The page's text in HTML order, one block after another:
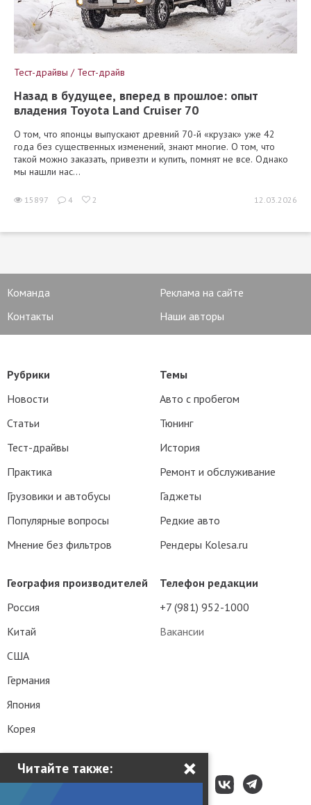
Читайте также: ×
Тест-драйвы / Тест-драйв
Назад в будущее, вперед в прошлое: опыт
владения Toyota Land Cruiser 70
О том, что японцы выпускают древний 70-й «крузак» уже 42
года без существенных изменений, знают многие. О том, что
такой можно заказать, привезти и купить, помнят не все. Однако
мы нашли нас...
15897 4 2 12.03.2026
Команда
Реклама на сайте
Контакты
Наши авторы
Телефон редакции
+7 (981) 952-1000
Вакансии
Рубрики
Новости
Статьи
Тест-драйвы
Практика
Грузовики и автобусы
Популярные вопросы
Мнение без фильтров
Темы
Авто с пробегом
Тюнинг
История
Ремонт и обслуживание
Гаджеты
Редкие авто
Рендеры Kolesa.ru
География производителей
Россия
Китай
США
Германия
Япония
Корея